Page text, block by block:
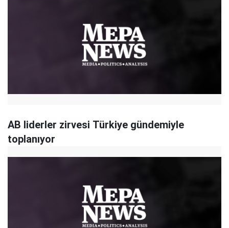
AB liderler zirvesi Türkiye gündemiyle
toplanıyor